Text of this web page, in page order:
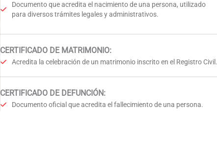
Documento que acredita el nacimiento de una persona, utilizado
para diversos trámites legales y administrativos.
CERTIFICADO DE MATRIMONIO:
Acredita la celebración de un matrimonio inscrito en el Registro Civil.
CERTIFICADO DE DEFUNCIÓN:
Documento oficial que acredita el fallecimiento de una persona.